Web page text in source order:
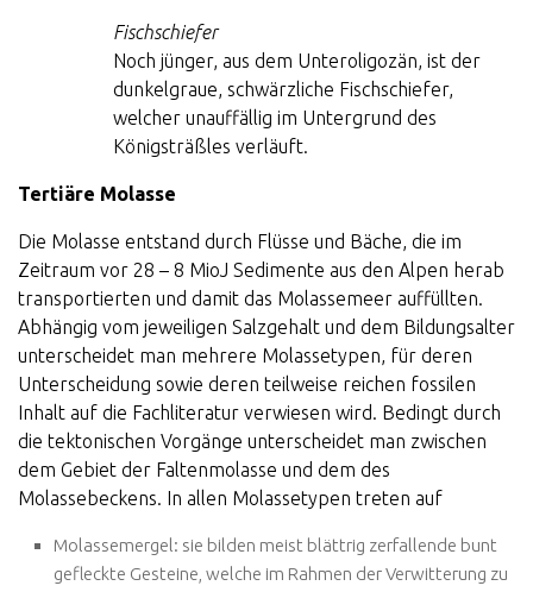
Fischschiefer
Noch jünger, aus dem Unteroligozän, ist der
dunkelgraue, schwärzliche Fischschiefer,
welcher unauffällig im Untergrund des
Königsträßles verläuft.
Tertiäre Molasse
Die Molasse entstand durch Flüsse und Bäche, die im
Zeitraum vor 28 – 8 MioJ Sedimente aus den Alpen herab
transportierten und damit das Molassemeer auffüllten.
Abhängig vom jeweiligen Salzgehalt und dem Bildungsalter
unterscheidet man mehrere Molassetypen, für deren
Unterscheidung sowie deren teilweise reichen fossilen
Inhalt auf die Fachliteratur verwiesen wird. Bedingt durch
die tektonischen Vorgänge unterscheidet man zwischen
dem Gebiet der Faltenmolasse und dem des
Molassebeckens. In allen Molassetypen treten auf
Molassemergel: sie bilden meist blättrig zerfallende bunt
gefleckte Gesteine, welche im Rahmen der Verwitterung zu